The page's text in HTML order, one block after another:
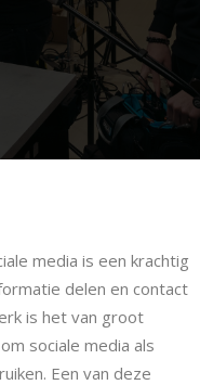
media is een krachtig
delen en contact
is het van groot
sociale media als
Een van deze